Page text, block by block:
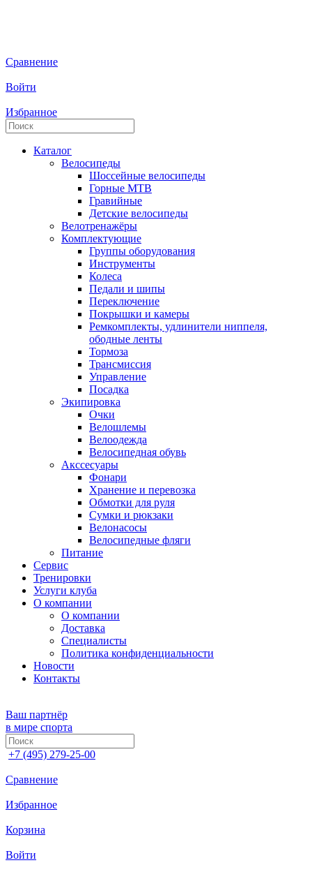
Сравнение
Войти
Избранное
Каталог
Велосипеды
Шоссейные велосипеды
Горные МTB
Гравийные
Детские велосипеды
Велотренажёры
Комплектующие
Группы оборудования
Инструменты
Колеса
Педали и шипы
Переключение
Покрышки и камеры
Ремкомплекты, удлинители ниппеля,
ободные ленты
Тормоза
Трансмиссия
Управление
Посадка
Экипировка
Очки
Велошлемы
Велоодежда
Велосипедная обувь
Акссесуары
Фонари
Хранение и перевозка
Обмотки для руля
Сумки и рюкзаки
Велонасосы
Велосипедные фляги
Питание
Сервис
Тренировки
Услуги клуба
О компании
О компании
Доставка
Специалисты
Политика конфиденциальности
Новости
Контакты
Ваш партнёр
в мире спорта
+7 (495) 279-25-00
Сравнение
Избранное
Корзина
Войти